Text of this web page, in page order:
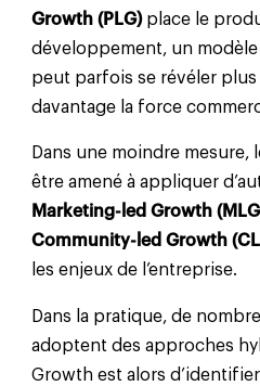
Growth (PLG)place le
développement, un
peut parfois se révéler
davantage la force
Dans une moindre mesure,
être amené à appliquer
Marketing-led Growth
Community-led Growth
les enjeux de l’entreprise.
Dans la pratique, de
adoptent des approches
Growth est alors